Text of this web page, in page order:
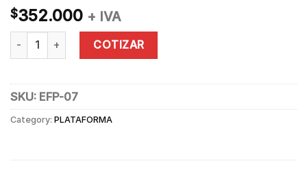
$352.000 + IVA
ESCALERA FIBRA VIDRIO PLATAFORMA 7 PELDAÑOS quantity
COTIZAR
SKU: EFP-07
Category: PLATAFORMA